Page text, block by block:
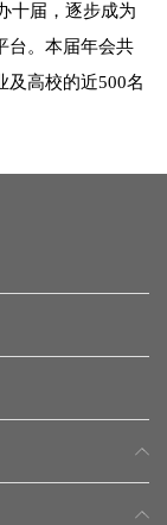
十届，逐步成为
台。本届年会共
及高校的近500名